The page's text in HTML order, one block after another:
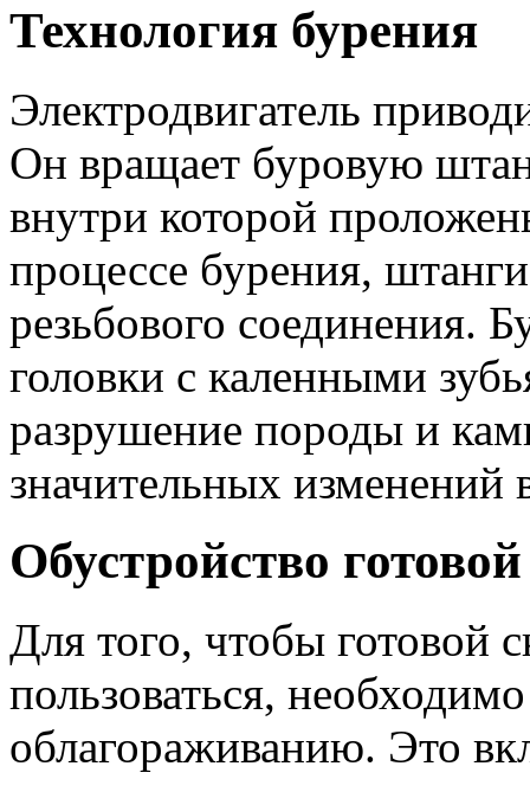
Технология бурения
Электродвигатель
Он вращает буровую
внутри которой
процессе бурения,
резьбового соединения.
головки с каленными
разрушение породы и
значительных изменений
Обустройство
Для того, чтобы готовой
пользоваться,
облагораживанию. Это